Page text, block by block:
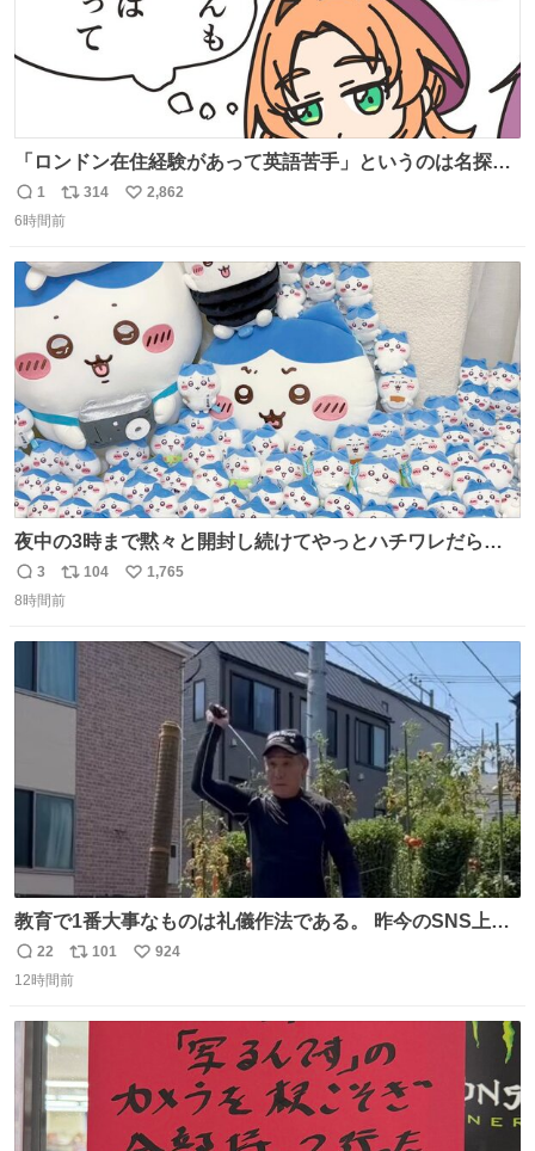
「ロンドン在住経験があって英語苦手」というのは名探偵
としては「妙だな」ってなるところなのに、小林みくるだ
からスルーされている小林クオリティ。
返
信
1
リ
ポ
ト
314
い
数
2,862
6時間前
夜中の3時まで黙々と開封し続けてやっとハチワレだらけ
くじ110ワレくらい開封おわった❣️ 自引きできなかったB賞
はお譲りいただけることになってA賞は......そのうちメルカ
返
信
3
リ
ポ
104
い
数
1,765
8時間前
教育で1番大事なものは礼儀作法である。 昨今のSNS上に
おいても、礼儀知らずが何と多い事か、投稿して削除を繰
り返すのは、己に疾しさがある証拠を世界に発信してい
ると思います。
返
信
22
リ
ポ
101
い
924
12時間前